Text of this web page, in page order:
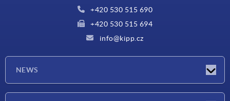
+420 530 515 690
+420 530 515 694
info@kipp.cz
NEWS